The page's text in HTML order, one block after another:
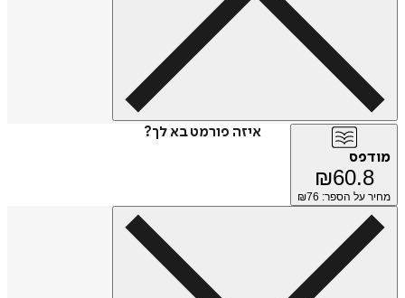
איזה פורמט בא לך?
מודפס
₪60.8
מחיר על הספר: ₪ 76